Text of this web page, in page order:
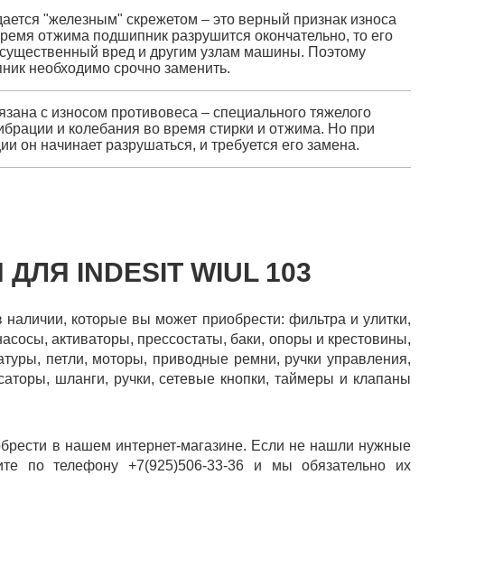
"железным" скрежетом – это верный признак износа
отжима подшипник разрушится окончательно, то его
существенный вред и другим узлам машины. Поэтому
необходимо срочно заменить.
с износом противовеса – специального тяжелого
и колебания во время стирки и отжима. Но при
он начинает разрушаться, и требуется его замена.
INDESIT WIUL 103
наличии, которые вы может приобрести: фильтра и улитки,
активаторы, прессостаты, баки, опоры и крестовины,
петли, моторы, приводные ремни, ручки управления,
шланги, ручки, сетевые кнопки, таймеры и клапаны
в нашем интернет-магазине. Если не нашли нужные
по телефону +7(925)506-33-36 и мы обязательно их